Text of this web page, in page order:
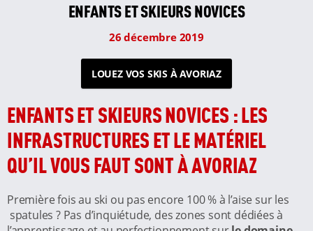
ENFANTS ET SKIEURS NOVICES
26 décembre 2019
LOUEZ VOS SKIS À AVORIAZ
ENFANTS ET SKIEURS NOVICES : LES
INFRASTRUCTURES ET LE MATÉRIEL
QU’IL VOUS FAUT SONT À AVORIAZ
Première fois au ski ou pas encore 100 % à l’aise sur les
spatules ? Pas d’inquiétude, des zones sont dédiées à